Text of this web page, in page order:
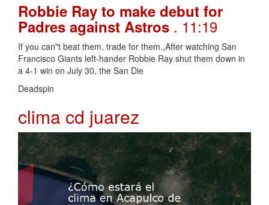
Robbie Ray to make debut for
Padres against Astros . 11:19
If you can"t beat them, trade for them.,After watching San
Francisco Giants left-hander Robbie Ray shut them down in
a 4-1 win on July 30, the San Die
Deadspin
clima cd juarez